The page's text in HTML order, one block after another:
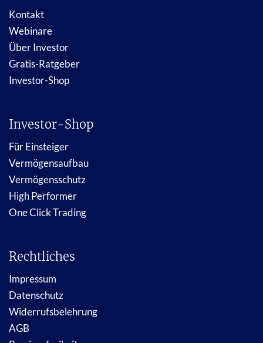
Kontakt
Webinare
Über Investor
Gratis-Ratgeber
Investor-Shop
Investor-Shop
Für Einsteiger
Vermögensaufbau
Vermögensschutz
High Performer
One Click Trading
Rechtliches
Impressum
Datenschutz
Widerrufsbelehrung
AGB